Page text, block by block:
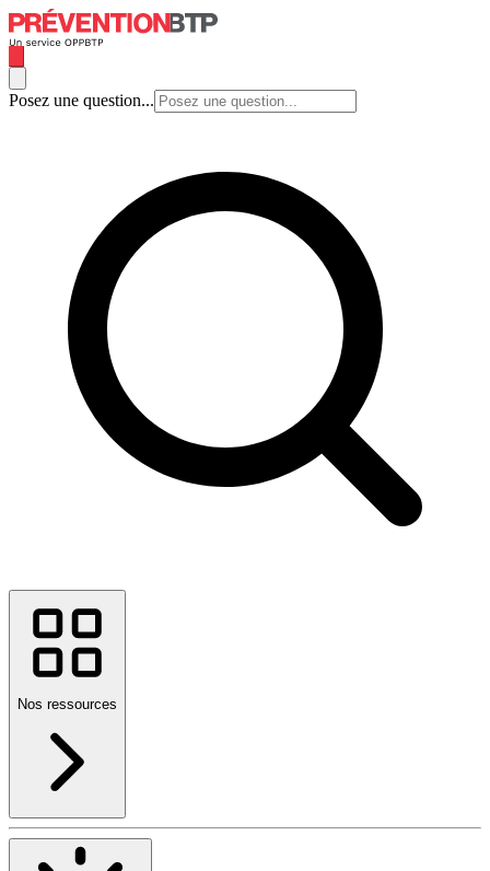
Posez une question...
Nos ressources